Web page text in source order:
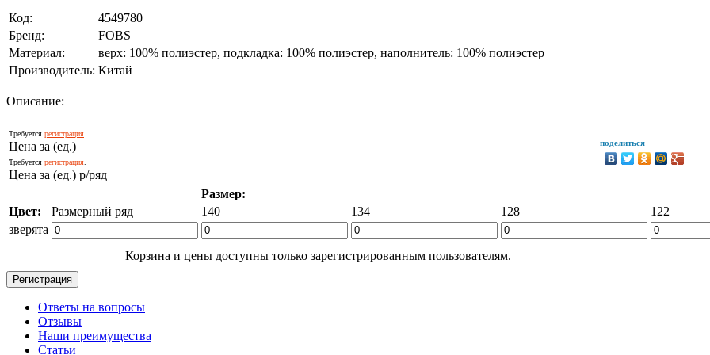
Код:
4549780
Бренд:
FOBS
Материал:
верх: 100% полиэстер, подкладка: 100% полиэстер, наполнитель: 100% полиэстер
Производитель: Китай
Описание:
Требуется регистрация
Цена за (ед.)
Требуется регистрация
Цена за (ед.) р/ряд
поделиться
Размер:
Цвет:
Размерный ряд 140 134 128
122
зверята
Корзина и цены доступны только зарегистрированным пользователям.
Ответы на вопросы
Отзывы
Наши преимущества
Статьи